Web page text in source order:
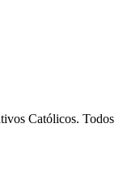
Católicos. Todos